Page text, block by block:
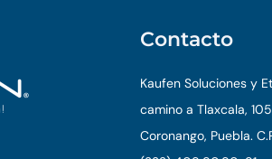
Contacto
Kaufen Soluciones y
camino a Tlaxcala,
Coronango, Puebla.